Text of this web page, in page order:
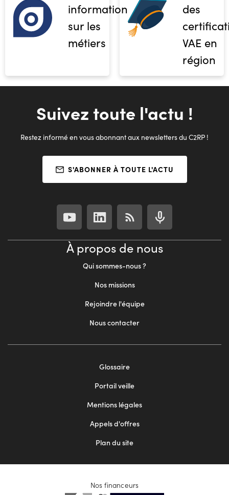
informations
sur les
métiers
des
VAE en
région
Suivez toute l'actu !
Restez informé en vous abonnant aux newsletters du C2RP !
S'ABONNER À TOUTE L'ACTU
À propos de nous
Qui sommes-nous ?
Nos missions
Rejoindre l'équipe
Nous contacter
Glossaire
Portail veille
Mentions légales
Appels d'offres
Plan du site
Nos financeurs